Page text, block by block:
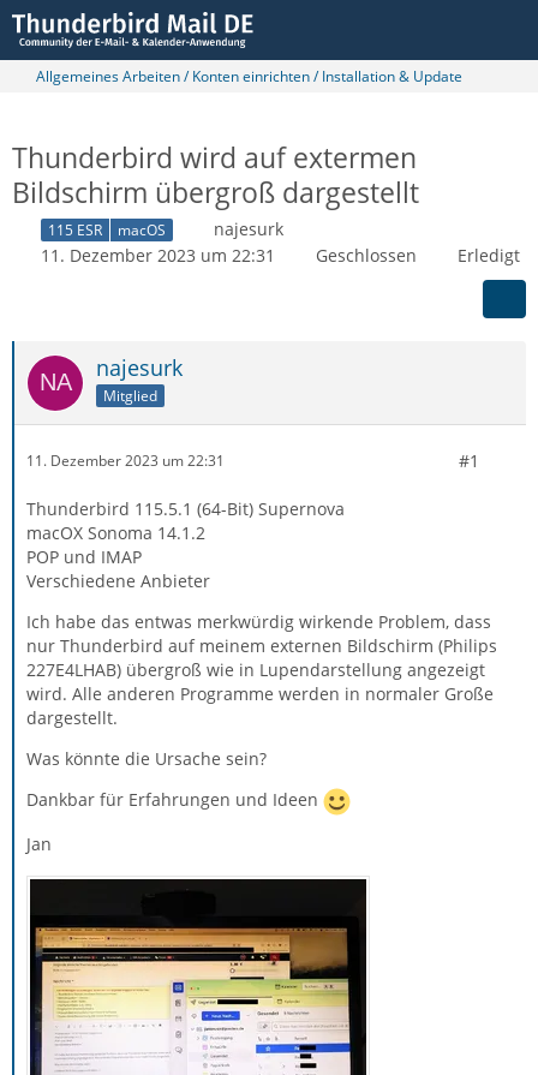
Allgemeines Arbeiten / Konten einrichten / Installation & Update
Thunderbird wird auf extermen
Bildschirm übergroß dargestellt
115 ESR macOS
najesurk
11. Dezember 2023 um 22:31
Geschlossen Erledigt
najesurk
Mitglied
11. Dezember 2023 um 22:31 #1
Thunderbird 115.5.1 (64-Bit) Supernova
macOX Sonoma 14.1.2
POP und IMAP
Verschiedene Anbieter
Ich habe das entwas merkwürdig wirkende Problem, dass
nur Thunderbird auf meinem externen Bildschirm (Philips
227E4LHAB) übergroß wie in Lupendarstellung angezeigt
wird. Alle anderen Programme werden in normaler Große
dargestellt.
Was könnte die Ursache sein?
Dankbar für Erfahrungen und Ideen
Jan